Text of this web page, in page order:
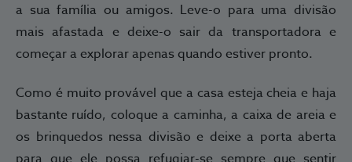
a sua família ou amigos. Leve-o para uma divisão
mais afastada e deixe-o sair da transportadora e
começar a explorar apenas quando estiver pronto.
Como é muito provável que a casa esteja cheia e haja
bastante ruído, coloque a caminha, a caixa de areia e
os brinquedos nessa divisão e deixe a porta aberta